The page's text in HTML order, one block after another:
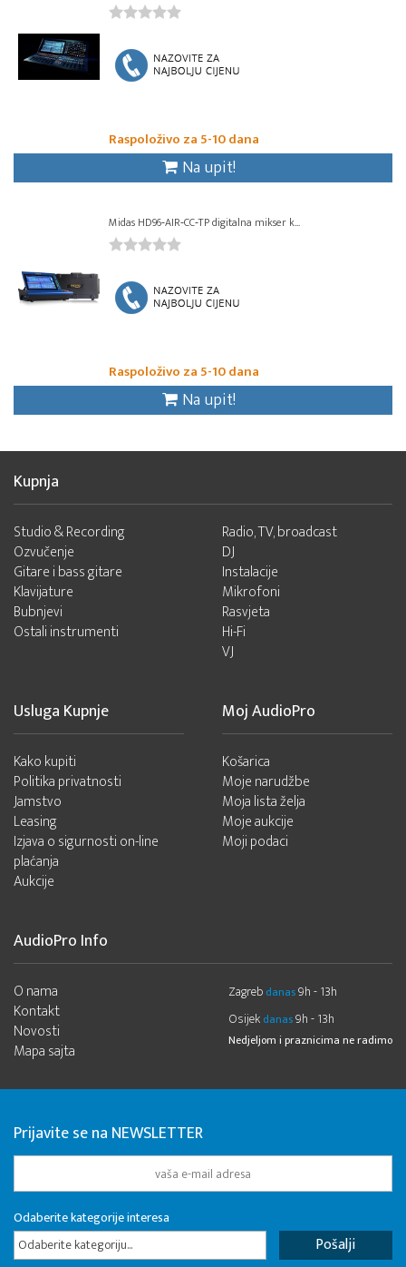
Raspoloživo za 5-10 dana
Na upit!
Midas HD96‑AIR‑CC‑TP digitalna mikser k...
Raspoloživo za 5-10 dana
Na upit!
Kupnja
Studio & Recording
Ozvučenje
Gitare i bass gitare
Klavijature
Bubnjevi
Ostali instrumenti
Radio, TV, broadcast
DJ
Instalacije
Mikrofoni
Rasvjeta
Hi-Fi
VJ
Usluga Kupnje
Kako kupiti
Politika privatnosti
Jamstvo
Leasing
Izjava o sigurnosti on-line
plaćanja
Aukcije
Moj AudioPro
Košarica
Moje narudžbe
Moja lista želja
Moje aukcije
Moji podaci
AudioPro Info
O nama
Kontakt
Novosti
Mapa sajta
Zagreb danas9h - 13h
Osijek danas9h - 13h
Nedjeljom i praznicima ne radimo
Prijavite se na NEWSLETTER
Odaberite kategorije interesa
Odaberite kategoriju...